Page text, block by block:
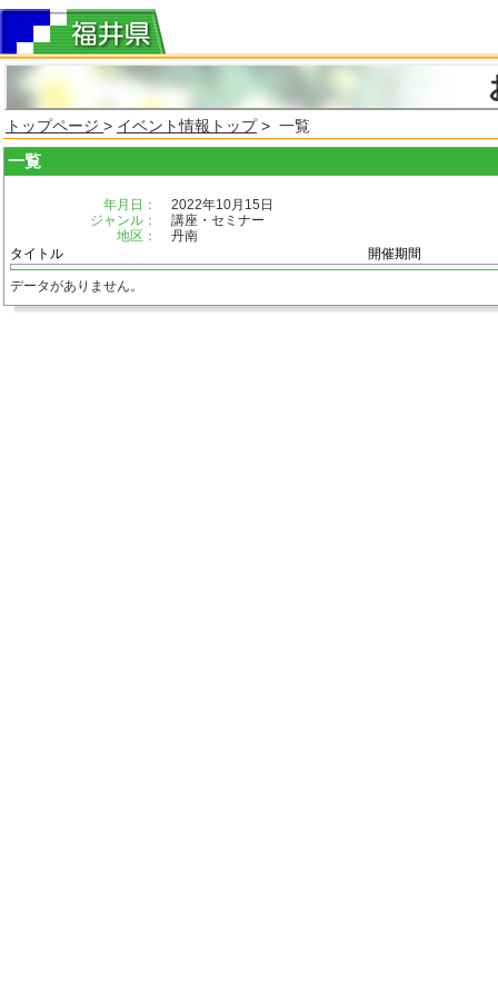
トップページ > イベント情報トップ> 一覧
一覧
年月日：
2022年10月15日
ジャンル：
講座・セミナー
地区：
丹南
タイトル
開催期間
データがありません。